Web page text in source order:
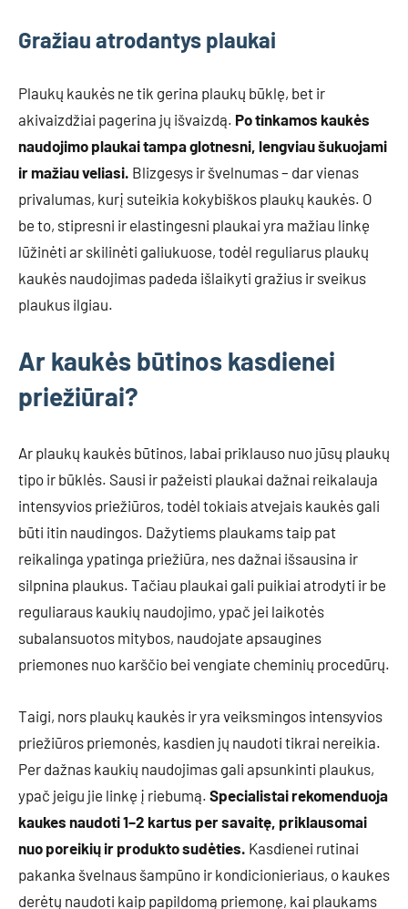
Gražiau atrodantys plaukai
Plaukų kaukės ne tik gerina plaukų būklę, bet ir
akivaizdžiai pagerina jų išvaizdą. Po tinkamos kaukės
naudojimo plaukai tampa glotnesni, lengviau šukuojami
ir mažiau veliasi. Blizgesys ir švelnumas – dar vienas
privalumas, kurį suteikia kokybiškos plaukų kaukės. O
be to, stipresni ir elastingesni plaukai yra mažiau linkę
lūžinėti ar skilinėti galiukuose, todėl reguliarus plaukų
kaukės naudojimas padeda išlaikyti gražius ir sveikus
plaukus ilgiau.
Ar kaukės būtinos kasdienei
priežiūrai?
Ar plaukų kaukės būtinos, labai priklauso nuo jūsų plaukų
tipo ir būklės. Sausi ir pažeisti plaukai dažnai reikalauja
intensyvios priežiūros, todėl tokiais atvejais kaukės gali
būti itin naudingos. Dažytiems plaukams taip pat
reikalinga ypatinga priežiūra, nes dažnai išsausina ir
silpnina plaukus. Tačiau plaukai gali puikiai atrodyti ir be
reguliaraus kaukių naudojimo, ypač jei laikotės
subalansuotos mitybos, naudojate apsaugines
priemones nuo karščio bei vengiate cheminių procedūrų.
Taigi, nors plaukų kaukės ir yra veiksmingos intensyvios
priežiūros priemonės, kasdien jų naudoti tikrai nereikia.
Per dažnas kaukių naudojimas gali apsunkinti plaukus,
ypač jeigu jie linkę į riebumą. Specialistai rekomenduoja
kaukes naudoti 1–2 kartus per savaitę, priklausomai
nuo poreikių ir produkto sudėties. Kasdienei rutinai
pakanka švelnaus šampūno ir kondicionieriaus, o kaukes
derėtų naudoti kaip papildomą priemonę, kai plaukams